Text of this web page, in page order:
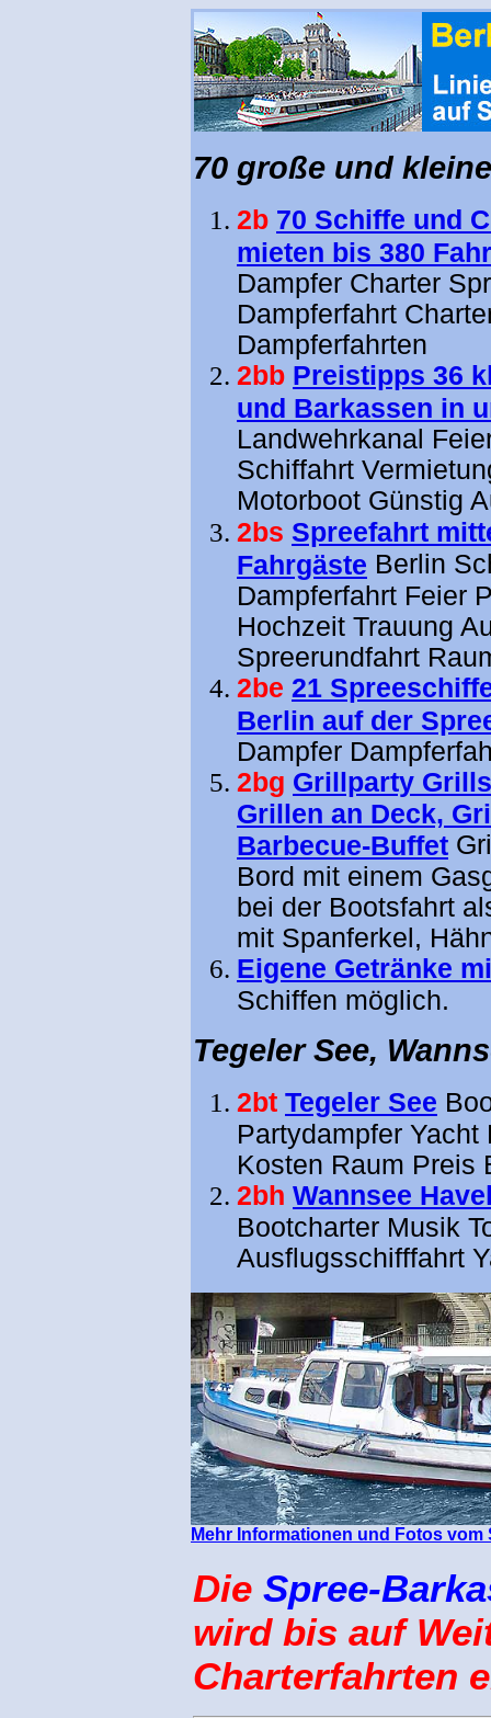
70 große und
2b 70 Schiffe und
mieten bis 380
Dampfer Charter
Dampferfahrt
Dampferfahrten
2bb Preistipps 36
und Barkassen in
Landwehrkanal
Schiffahrt
Motorboot Günstig
2bs Spreefahrt
Fahrgäste Berlin
Dampferfahrt Feier
Hochzeit Trauung
Spreerundfahrt
2be 21
Berlin auf der
Dampfer
2bg Grillparty
Grillen an Deck,
Barbecue-Buffet
Bord mit einem
bei der Bootsfahrt
mit Spanferkel,
Eigene Getränke
Schiffen möglich.
Tegeler See,
2bt Tegeler See
Partydampfer
Kosten Raum Preis
2bh Wannsee
Bootcharter Musik
Ausflugsschifffahrt
Mehr Informationen und Fotos
Die Spree-
wird bis auf
Charterfahrten